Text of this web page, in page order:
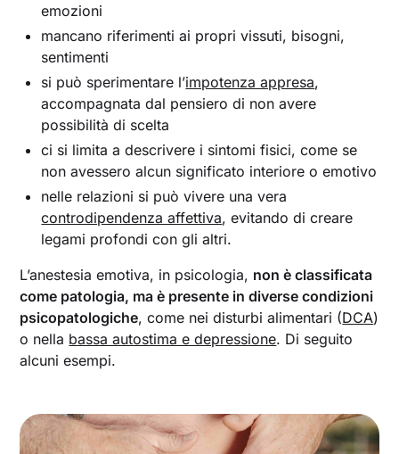
emozioni
mancano riferimenti ai propri vissuti, bisogni,
sentimenti
si può sperimentare l’impotenza appresa,
accompagnata dal pensiero di non avere
possibilità di scelta
ci si limita a descrivere i sintomi fisici, come se
non avessero alcun significato interiore o emotivo
nelle relazioni si può vivere una vera
controdipendenza affettiva, evitando di creare
legami profondi con gli altri.
L’anestesia emotiva, in psicologia, non è classificata
come patologia, ma è presente in diverse condizioni
psicopatologiche, come nei disturbi alimentari (DCA)
o nella bassa autostima e depressione. Di seguito
alcuni esempi.